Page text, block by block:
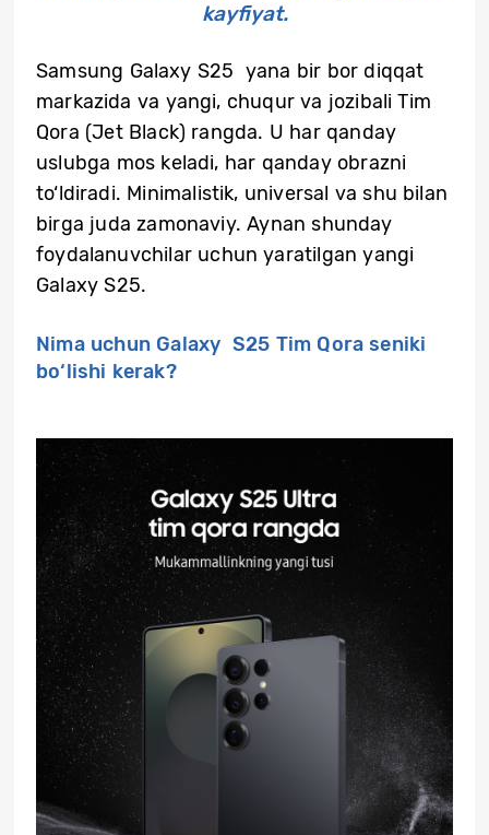
kayfiyat.
Samsung Galaxy S25 yana bir bor diqqat
markazida va yangi, chuqur va jozibali Tim
Qora (Jet Black) rangda. U har qanday
uslubga mos keladi, har qanday obrazni
to‘ldiradi. Minimalistik, universal va shu bilan
birga juda zamonaviy. Aynan shunday
foydalanuvchilar uchun yaratilgan yangi
Galaxy S25.
Nima uchun Galaxy S25 Tim Qora seniki
bo‘lishi kerak?